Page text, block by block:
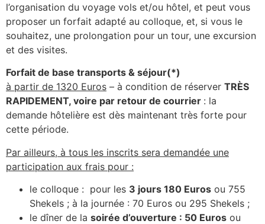
l’organisation du voyage vols et/ou hôtel, et peut vous
proposer un forfait adapté au colloque, et, si vous le
souhaitez, une prolongation pour un tour, une excursion
et des visites.
Forfait de base transports & séjour(*)
à partir de 1320 Euros – à condition de réserver TRÈS
RAPIDEMENT, voire par retour de courrier : la
demande hôtelière est dès maintenant très forte pour
cette période.
Par ailleurs, à tous les inscrits sera demandée une
participation aux frais pour :
le colloque : pour les 3 jours 180 Euros ou 755
Shekels ; à la journée : 70 Euros ou 295 Shekels ;
le dîner de la soirée d’ouverture : 50 Euros ou